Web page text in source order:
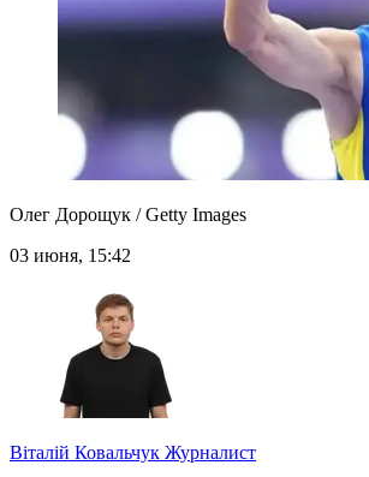
Олег Дорощук / Getty Images
03 июня, 15:42
Віталій Ковальчук Журналист